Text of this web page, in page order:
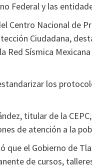
Federal y las
Centro Nacional de
Ciudadana,
Sísmica
los
titular de la
de atención a la
el Gobierno de
de cursos,